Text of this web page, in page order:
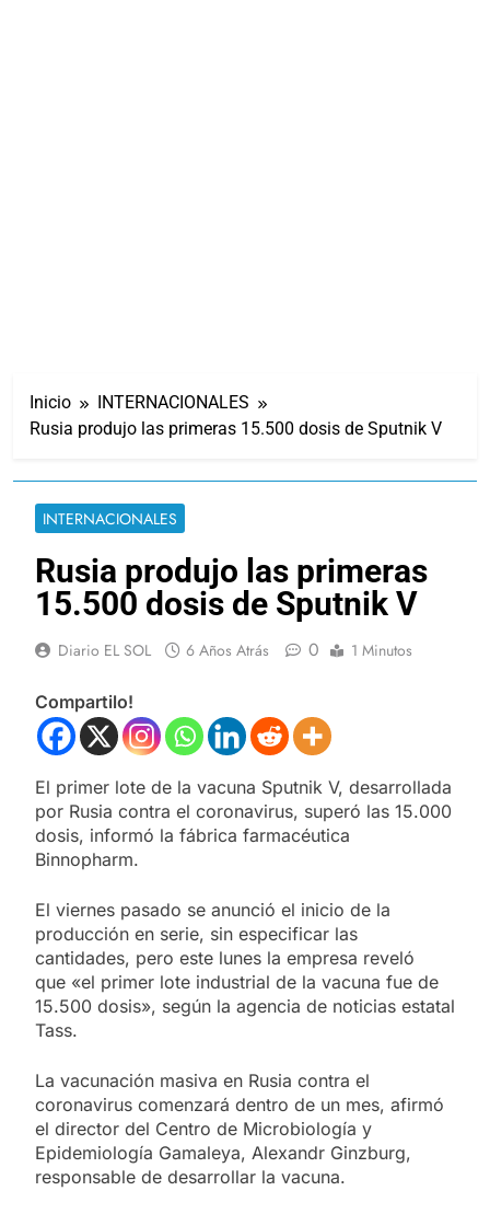
Inicio
INTERNACIONALES
Rusia produjo las primeras 15.500 dosis de Sputnik V
INTERNACIONALES
Rusia produjo las primeras
15.500 dosis de Sputnik V
Diario EL SOL 6 Años Atrás 0 1 Minutos
Compartilo!
El primer lote de la vacuna Sputnik V, desarrollada
por Rusia contra el coronavirus, superó las 15.000
dosis, informó la fábrica farmacéutica
Binnopharm.
El viernes pasado se anunció el inicio de la
producción en serie, sin especificar las
cantidades, pero este lunes la empresa reveló
que «el primer lote industrial de la vacuna fue de
15.500 dosis», según la agencia de noticias estatal
Tass.
La vacunación masiva en Rusia contra el
coronavirus comenzará dentro de un mes, afirmó
el director del Centro de Microbiología y
Epidemiología Gamaleya, Alexandr Ginzburg,
responsable de desarrollar la vacuna.